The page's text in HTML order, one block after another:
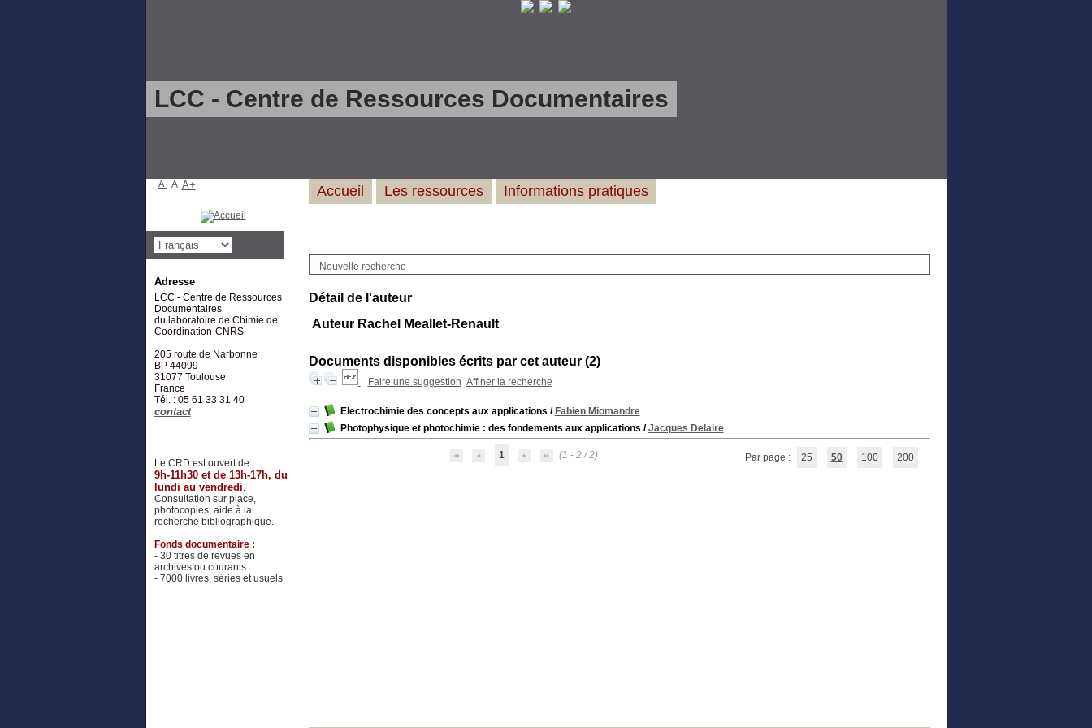
LCC - Centre de Ressources Documentaires
Nouvelle recherche
Détail de l'auteur
Auteur Rachel Meallet-Renault
Documents disponibles écrits par cet auteur (2)
Faire une suggestion Affiner la recherche
Electrochimie des concepts aux applications / Fabien Miomandre
Photophysique et photochimie : des fondements aux applications /Jacques Delaire
1 (1 - 2 / 2) Par page : 25 50 100 200
Accueil Les ressources Informations pratiques
A- A A+
Adresse
LCC - Centre de Ressources
Documentaires
du laboratoire de Chimie de
Coordination-CNRS
205 route de Narbonne
BP 44099
31077 Toulouse
France
Tél. : 05 61 33 31 40
contact
Le CRD est ouvert de
9h-11h30 et de 13h-17h, du
lundi au vendredi.
Consultation sur place,
photocopies, aide à la
recherche bibliographique.
Fonds documentaire :
- 30 titres de revues en
archives ou courants
- 7000 livres, séries et usuels